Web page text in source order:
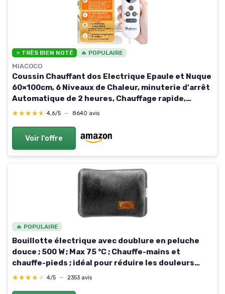
⭐ TRÈS BIEN NOTÉ 🔥 POPULAIRE
MIACOCO
Coussin Chauffant dos Electrique Epaule et Nuque
60×100cm, 6 Niveaux de Chaleur, minuterie d'arrêt
Automatique de 2 heures, Chauffage rapide,
Ceinture, Chauffe-dos, Flanelle, Lavable en
★★★★★
★★★★★ 4,6/5 — 8640 avis
Voir l'offre
🔥 POPULAIRE
Bouillotte électrique avec doublure en peluche
douce ; 500 W ; Max 75 °C ; Chauffe-mains et
chauffe-pieds ; idéal pour réduire les douleurs
musculaires, dorsales et menstruelles Noir
★★★★★
★★★★★ 4/5 — 2353 avis